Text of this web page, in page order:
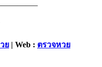
ย | Web : ตรวจหวย